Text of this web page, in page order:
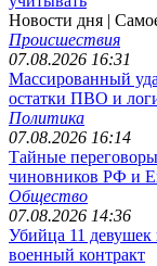
Новости дня |
Происшествия
07.08.2026 16:31
Массированный
остатки ПВО и
Политика
07.08.2026 16:14
Тайные
чиновников РФ и
Общество
07.08.2026 14:36
Убийца 11 девушек
военный контракт